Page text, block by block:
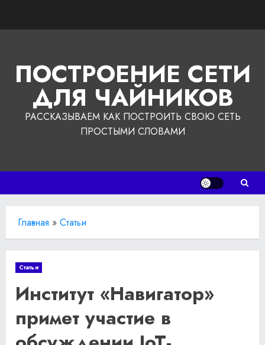
ПОСТРОЕНИЕ СЕТИ
ДЛЯ ЧАЙНИКОВ
РАССКАЗЫВАЕМ КАК ПОСТРОИТЬ СВОЮ СЕТЬ
ПРОСТЫМИ СЛОВАМИ
Главная » Статьи
Статьи
Институт «Навигатор»
примет участие в